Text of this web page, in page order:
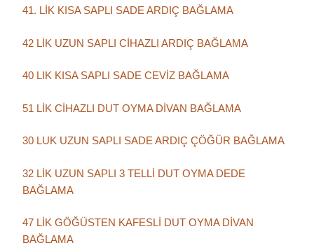
41. LİK KISA SAPLI SADE ARDIÇ BAĞLAMA
42 LİK UZUN SAPLI CİHAZLI ARDIÇ BAĞLAMA
40 LIK KISA SAPLI SADE CEVİZ BAĞLAMA
51 LİK CİHAZLI DUT OYMA DİVAN BAĞLAMA
30 LUK UZUN SAPLI SADE ARDIÇ ÇÖĞÜR BAĞLAMA
32 LİK UZUN SAPLI 3 TELLİ DUT OYMA DEDE
BAĞLAMA
47 LİK GÖĞÜSTEN KAFESLİ DUT OYMA DİVAN
BAĞLAMA